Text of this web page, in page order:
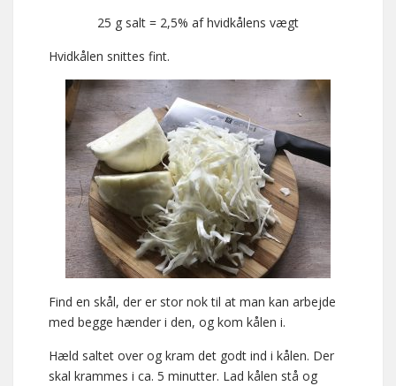
25 g salt = 2,5% af hvidkålens vægt
Hvidkålen snittes fint.
Find en skål, der er stor nok til at man kan arbejde
med begge hænder i den, og kom kålen i.
Hæld saltet over og kram det godt ind i kålen. Der
skal krammes i ca. 5 minutter. Lad kålen stå og